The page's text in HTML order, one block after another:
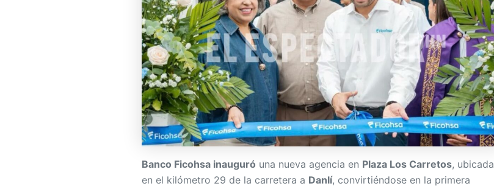
Banco Ficohsa inauguró una nueva agencia en Plaza Los Carretos, ubicada
en el kilómetro 29 de la carretera a Danlí, convirtiéndose en la primera